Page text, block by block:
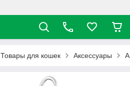
Товары для кошек Аксессуары